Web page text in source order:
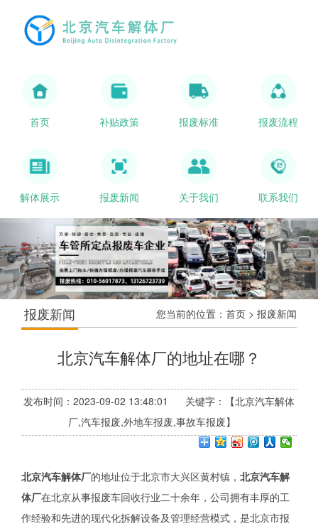
首页 补贴政策 报废标准 报废流程
解体展示 报废新闻 关于我们 联系我们
报废新闻 您当前的位置： 首页 > 报废新闻
北京汽车解体厂的地址在哪？
发布时间：2023-09-02 13:48:01 关键字：【北京汽车解体
厂,汽车报废,外地车报废,事故车报废】
北京汽车解体厂的地址位于北京市大兴区黄村镇， 北京汽车解
体厂在北京从事报废车回收行业二十余年，公司拥有丰厚的工
作经验和先进的现代化拆解设备及管理经营模式，是北京市报